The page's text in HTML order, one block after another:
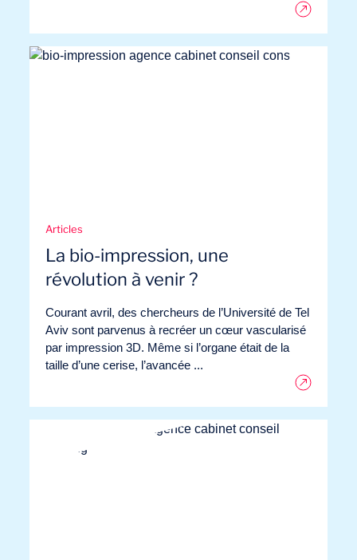
Articles
La bio-impression, une
révolution à venir ?
Courant avril, des chercheurs de l’Université de Tel
Aviv sont parvenus à recréer un cœur vascularisé
par impression 3D. Même si l’organe était de la
taille d’une cerise, l’avancée ...